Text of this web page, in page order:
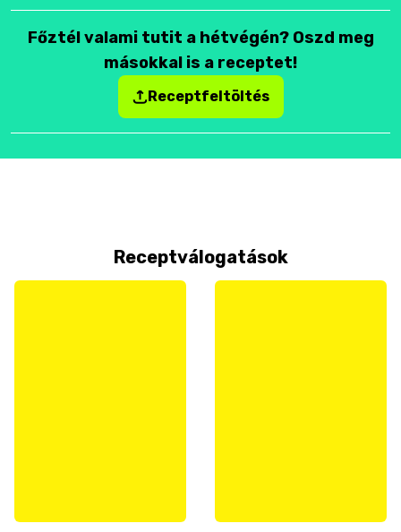
Főztél valami tutit a hétvégén? Oszd meg
másokkal is a receptet!
Receptfeltöltés
Receptválogatások